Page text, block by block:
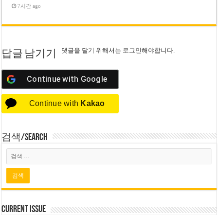
7시간 ago
답글 남기기 댓글을 달기 위해서는 로그인해야합니다.
Continue with Google
Continue with Kakao
검색/Search
Current Issue